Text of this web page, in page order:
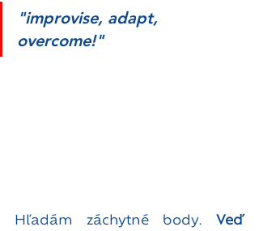
"improvise, adapt,
overcome!"
Hľadám záchytné body. Veď